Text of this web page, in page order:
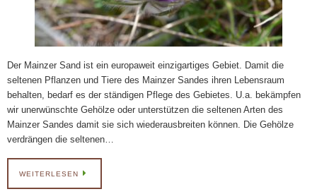
Der Mainzer Sand ist ein europaweit einzigartiges Gebiet. Damit die
seltenen Pflanzen und Tiere des Mainzer Sandes ihren Lebensraum
behalten, bedarf es der ständigen Pflege des Gebietes. U.a. bekämpfen
wir unerwünschte Gehölze oder unterstützen die seltenen Arten des
Mainzer Sandes damit sie sich wiederausbreiten können. Die Gehölze
verdrängen die seltenen…
WEITERLESEN